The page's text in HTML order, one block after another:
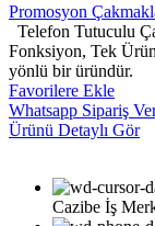
Promosyon
Telefon Tutuculu
Fonksiyon, Tek
yönlü bir üründür.
Favorilere Ekle
Whatsapp Sipariş
Ürünü Detaylı Gör
Cazibe İş